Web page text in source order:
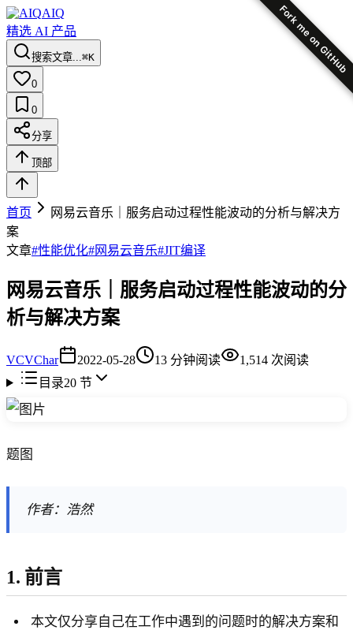
Fork me on GitHub
AIQ
精选 AI 产品
搜索文章...⌘K
0
0
分享
顶部
首页
网易云音乐｜服务启动过程性能波动的分析与解决方
案
文章#性能优化#网易云音乐#JIT编译
网易云音乐｜服务启动过程性能波动的分
析与解决方案
VCVChar 2022-05-28 13 分钟阅读 1,514 次阅读
目录20节
题图
作者：浩然
1. 前言
本文仅分享自己在工作中遇到的问题时的解决方案和